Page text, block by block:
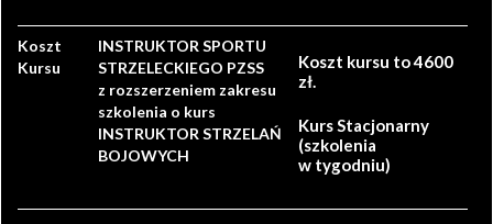
Koszt
Kursu
INSTRUKTOR SPORTU
STRZELECKIEGO PZSS
z rozszerzeniem zakresu
szkolenia o kurs
INSTRUKTOR STRZELAŃ
BOJOWYCH
Koszt kursu to 4600
zł.
Kurs Stacjonarny
(szkolenia
w tygodniu)